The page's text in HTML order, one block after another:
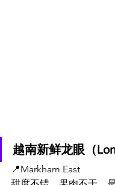
越南新鲜龙眼（
📍Markham East